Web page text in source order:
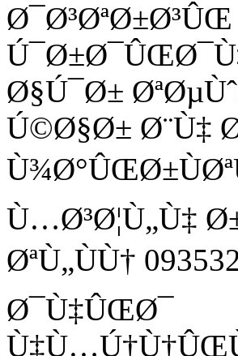
Ø§Ú¯Ø±
Ú©Ø§Ø± Ø¨Ù‡
Ù…Ø³Ø¦Ù„Ù‡
ØªÙ„ÙÙ†
Ø¯Ù‡ÛŒØ¯